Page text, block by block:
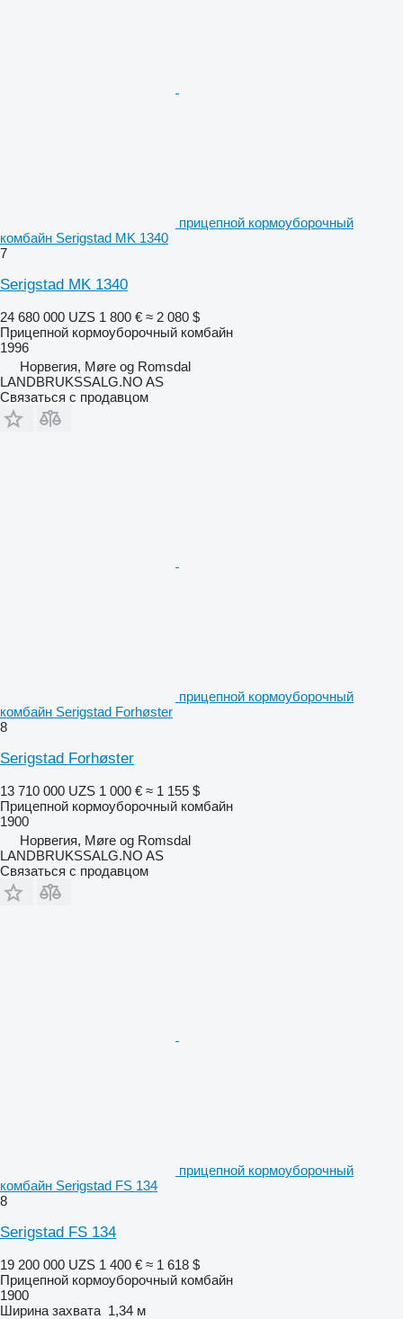
прицепной кормоуборочный
комбайн Serigstad MK 1340
7
Serigstad MK 1340
24 680 000 UZS 1 800 € ≈ 2 080 $
Прицепной кормоуборочный комбайн
1996
Норвегия, Møre og Romsdal
LANDBRUKSSALG.NO AS
Связаться с продавцом
прицепной кормоуборочный
комбайн Serigstad Forhøster
8
Serigstad Forhøster
13 710 000 UZS 1 000 € ≈ 1 155 $
Прицепной кормоуборочный комбайн
1900
Норвегия, Møre og Romsdal
LANDBRUKSSALG.NO AS
Связаться с продавцом
прицепной кормоуборочный
комбайн Serigstad FS 134
8
Serigstad FS 134
19 200 000 UZS 1 400 € ≈ 1 618 $
Прицепной кормоуборочный комбайн
1900
Ширина захвата 1,34 м